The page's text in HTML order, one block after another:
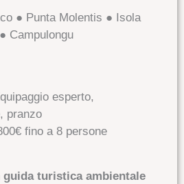
● Punta Molentis ● Isola
Campulongu
esperto,
pranzo
fino a 8 persone
guida turistica ambientale